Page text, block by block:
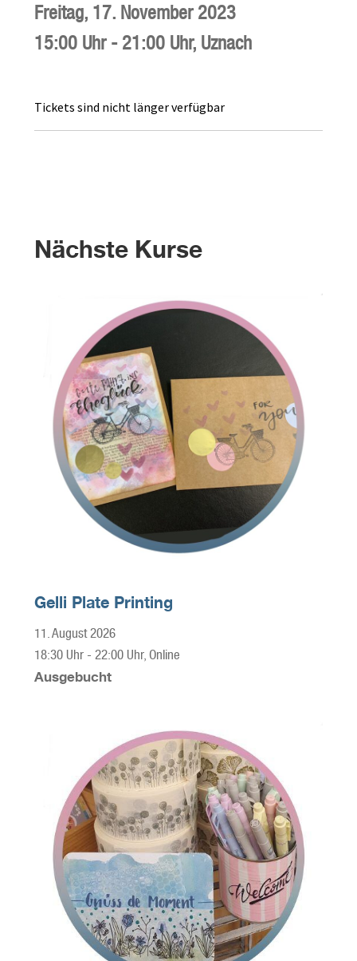
Freitag, 17. November 2023
15:00 Uhr- 21:00 Uhr, Uznach
Tickets sind nicht länger verfügbar
Nächste Kurse
Gelli Plate Printing
11. August 2026
18:30 Uhr- 22:00 Uhr, Online
Ausgebucht